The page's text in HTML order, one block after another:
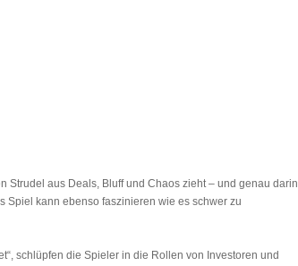
Strudel aus Deals, Bluff und Chaos zieht – und genau darin
Spiel kann ebenso faszinieren wie es schwer zu
schlüpfen die Spieler in die Rollen von Investoren und